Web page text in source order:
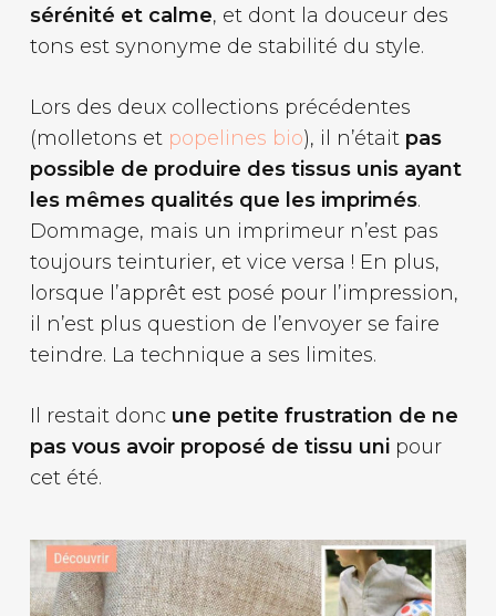
sérénité et calme, et dont la douceur des
tons est synonyme de stabilité du style.
Lors des deux collections précédentes
(molletons et popelines bio), il n’était pas
possible de produire des tissus unis ayant
les mêmes qualités que les imprimés.
Dommage, mais un imprimeur n’est pas
toujours teinturier, et vice versa ! En plus,
lorsque l’apprêt est posé pour l’impression,
il n’est plus question de l’envoyer se faire
teindre. La technique a ses limites.
Il restait donc une petite frustration de ne
pas vous avoir proposé de tissu unipour
cet été.